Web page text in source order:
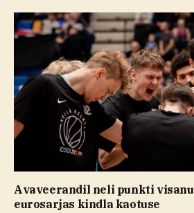
Avaveerandil neli punkti
eurosarjas kindla kaotuse